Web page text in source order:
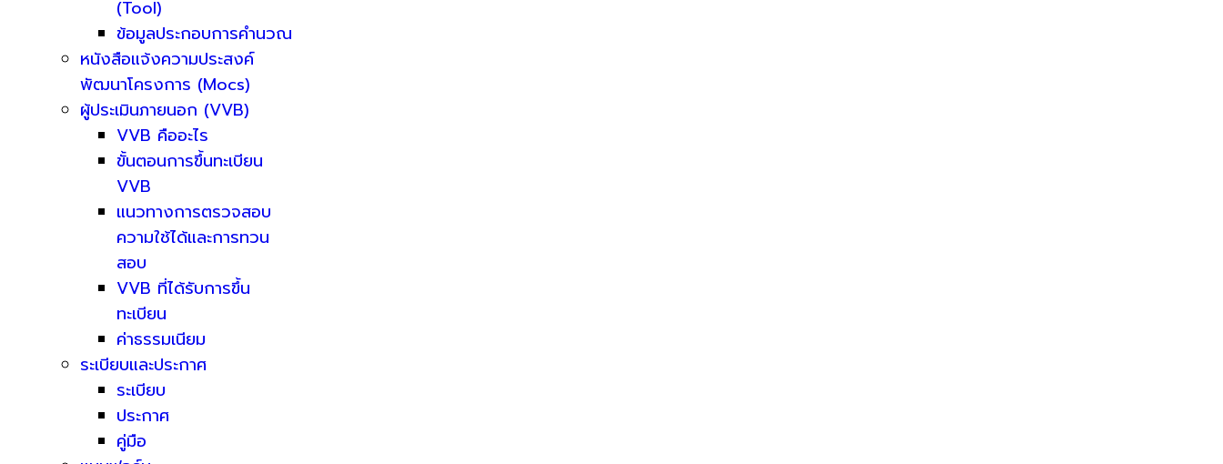
(Tool)
ข้อมูลประกอบการคำนวณ
หนังสือแจ้งความประสงค์
พัฒนาโครงการ (Mocs)
ผู้ประเมินภายนอก (VVB)
VVB คืออะไร
ขั้นตอนการขึ้นทะเบียน
VVB
แนวทางการตรวจสอบ
ความใช้ได้และการทวน
สอบ
VVB ที่ได้รับการขึ้น
ทะเบียน
ค่าธรรมเนียม
ระเบียบและประกาศ
ระเบียบ
ประกาศ
คู่มือ